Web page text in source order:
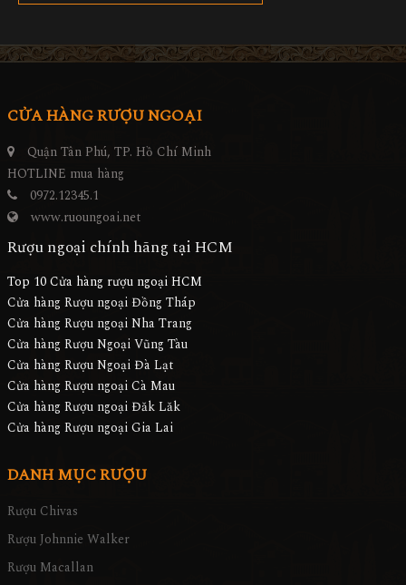
CỬA HÀNG RƯỢU NGOẠI
Quận Tân Phú, TP. Hồ Chí Minh
HOTLINE mua hàng
0972.12345.1
www.ruoungoai.net
Rượu ngoại chính hãng tại HCM
Top 10 Cửa hàng rượu ngoại HCM
Cửa hàng Rượu ngoại Đồng Tháp
Cửa hàng Rượu ngoại Nha Trang
Cửa hàng Rượu Ngoại Vũng Tàu
Cửa hàng Rượu Ngoại Đà Lạt
Cửa hàng Rượu ngoại Cà Mau
Cửa hàng Rượu ngoại Đăk Lăk
Cửa hàng Rượu ngoại Gia Lai
DANH MỤC RƯỢU
Rượu Chivas
Rượu Johnnie Walker
Rượu Macallan